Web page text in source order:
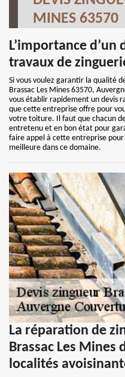
MINES 63570
L’importance
travaux de
Si vous voulez garantir la qualité
Brassac Les Mines 63570,
vous établir rapidement un devis
que cette entreprise offre pour
votre toiture. Il faut que chacun
entretenu et en bon état pour
faire appel à cette entreprise pour
meilleure dans ce domaine.
La réparation de
Brassac Les Mines
localités